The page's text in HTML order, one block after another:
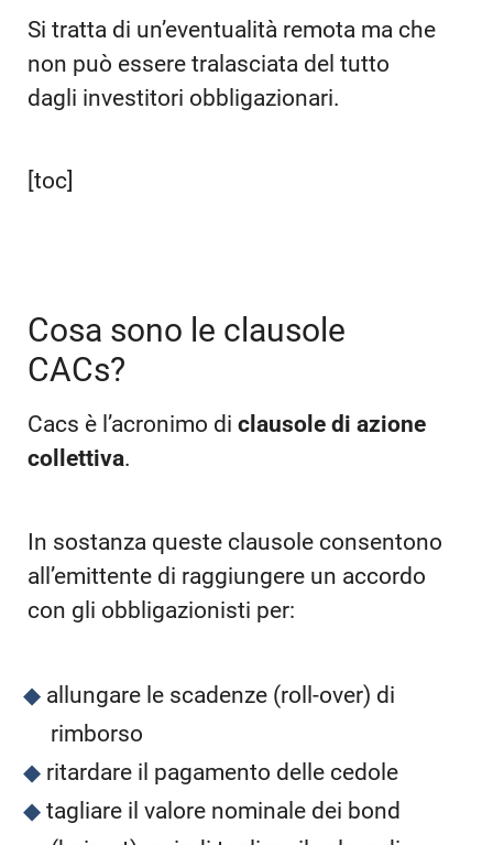
Si tratta di un’eventualità remota ma che
non può essere tralasciata del tutto
dagli investitori obbligazionari.
[toc]
Cosa sono le clausole
CACs?
Cacs è l’acronimo di clausole di azione
collettiva.
In sostanza queste clausole consentono
all’emittente di raggiungere un accordo
con gli obbligazionisti per:
allungare le scadenze (roll-over) di
rimborso
ritardare il pagamento delle cedole
tagliare il valore nominale dei bond